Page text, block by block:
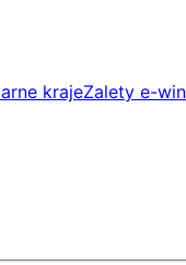
krajeZalety e-